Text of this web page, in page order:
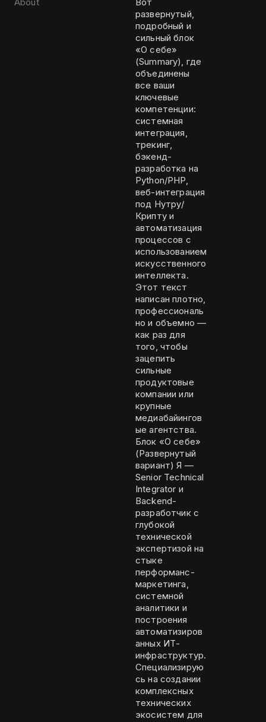
развернутый,
подробный и
сильный блок
«О себе»
(Summary), где
объединены
все ваши
ключевые
компетенции:
системная
интеграция,
трекинг,
бэкенд-
разработка на
Python/PHP,
веб-интеграция
под Нутру/
Крипту и
автоматизация
процессов с
использованием
искусственного
интеллекта.
Этот текст
написан плотно,
профессиональ
но и объемно —
как раз для
того, чтобы
зацепить
сильные
продуктовые
компании или
крупные
медиабайингов
ые агентства.
Блок «О себе»
(Развернутый
вариант) Я —
Senior Technical
Integrator и
Backend-
разработчик с
глубокой
технической
экспертизой на
стыке
перформанс-
маркетинга,
системной
аналитики и
построения
автоматизиров
анных ИТ-
инфраструктур.
Специализирую
сь на создании
комплексных
технических
экосистем для